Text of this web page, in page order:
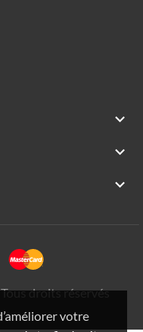
votre



droits réservés